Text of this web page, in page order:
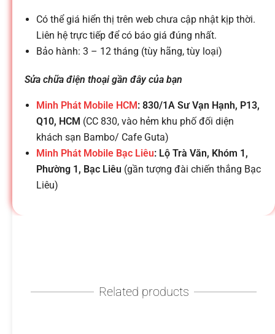
ệ
n
t
h
o
ạ
i
Có thể giá hiển thị trên web chưa cập nhật kịp thời.
Liên hệ trực tiếp để có báo giá đúng nhất.
Bảo hành: 3 – 12 tháng (tùy hãng, tùy loại)
Sửa chữa điện thoại gần đây của bạn
Minh Phát Mobile HCM: 830/1A Sư Vạn Hạnh, P13,
Q10, HCM (CC 830, vào hẻm khu phố đối diện
khách sạn Bambo/ Cafe Guta)
Minh Phát Mobile Bạc Liêu: Lộ Trà Văn, Khóm 1,
Phường 1, Bạc Liêu (gần tượng đài chiến thắng Bạc
Liêu)
Related products